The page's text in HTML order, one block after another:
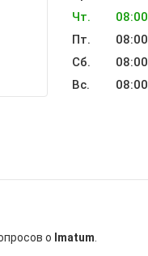
Чт.
08:00
Пт.
08:00
Сб.
08:00
Вс.
08:00
о Imatum